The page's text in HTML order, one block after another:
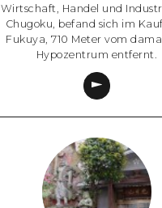
Wirtschaft, Handel und
Chugoku, befand sich im
Fukuya, 710 Meter vom
Hypozentrum entfernt.